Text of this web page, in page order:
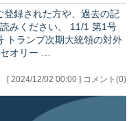
い。 11/1 第1号
オリー …
[ 2024/12/02 00:00 ] コメント(0)